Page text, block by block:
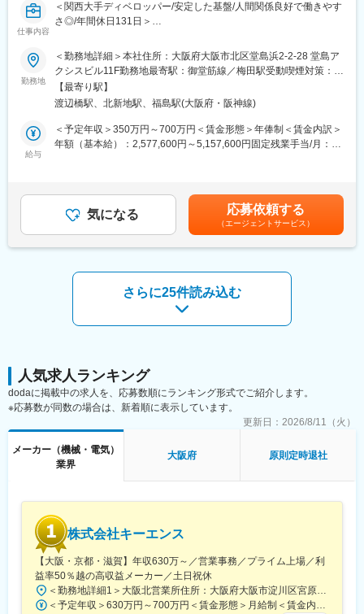
計実装が中心）
国際競争の激化や人手不足など、深刻な課題を抱える製造業で
は、デジタル活用による業務効率化・生産性向上が求められてい
ます。
自社開発のAI技術を活用したソフトウェアプロダクト + ハードウ
ェアの両軸で工場ラインのインテグレーション提案を行い、工場
拡大しており、今後も製造現場における様々な課題解決に向け
た、自社製のAIソフトウェア×IoTによる新たなソリューション領
域へと事業を拡大していきます。
仕事内容
＜関西大手ディベロッパー/安定した基盤/人間関係良好で働きやす
さ◎/年間休日131日＞
企画開発、ゲーミング（カジノ）事業やアミューズメント事業を
手掛ける当社にて、ぱちんこ及びパチスロ開発における映像ディ
レクターとして業務に携わっていただきます。
■職務内容：
・機種の映像企画、顧客折衝
・工数管理、スケジュール管理
■当社の特徴・強み：
タイトル以上の作品があり、ホールに行けば必ず並んでいるヒッ
ト機種を量産しています！
リピート発注から新規まで多数のクライアントからお声がけいた
ムな雰囲気で定着率の高い職場です。開発したものに納得できな
ければ、業務外でも納得できるまで挑戦したり、勉強会に参加し
たりと、向上心が高く勉強熱心な社員が多い職場です。人の良さ
に魅力を感じてご入社される方が多いです！
＜ワークライフバランス＞業界随意つのホワイト企業を目指して
います！
・裁量労働制を導入し働く時間を自分で設計。
・自分で資産を投資運用できる企業型確定拠出年金（401K）制度
※現場社員が「こんなに休めると思っていなかった」と言うほど休
みは取りやすいです。オンオフのバランス、家族との時間を大切
にしています！
変更の範囲：会社の定める業務
勤務地
＜勤務地詳細＞本社住所：大阪府大阪市北区堂島浜2-2-28 堂島ア
クシスビル11F勤務地最寄駅：御堂筋線／梅田駅受動喫煙対策：屋
内全面禁煙変更の範囲：会社の定める事業所
【最寄り駅】
渡辺橋駅、北新地駅、福島駅(大阪府・阪神線)
給与
＜予定年収＞350万円～700万円＜賃金形態＞年俸制＜賃金内訳＞
年額（基本給）：2,577,600円～5,157,600円固定残業手当/月：
給与補足＞※給与詳細は経験・スキルを考慮のうえ決定■昇給：年
1回■賞与：業績に応じて支給（標準2.0ヶ月）■インセンティブ：
評価により基本給1～2ヶ月■年俸350万円～700万円※賞与、イン
センティブ、年間の実績・評価によって変動あり賃金はあくまで
月給(月額)は固定手当を含めた表記です。
気になる 応募依頼する
（エージェントサービス）
さらに25件読み込む
人気求人ランキング
dodaに掲載中の求人を、応募数順にランキング形式でご紹介します。
※応募数が同数の場合は、新着順に表示しています。
更新日： 2026/8/11（火）
メーカー（機械・電気）
業界
大阪府 原則定時退社
株式会社キーエンス
【大阪・京都・滋賀】年収630万～／営業事務／プライム上場／利
益率50％越の高収益メーカー／土日祝休
＜勤務地詳細1＞大阪北営業所住所：大阪府大阪市淀川区宮原3-5-36 新大阪トラストタワー勤務地最寄駅：新大阪駅受動喫煙対策：敷地内喫煙可能場所あり＜勤務地詳細2＞京都営業所住所：京都府京都市下京区四条通室町東入函谷鉾町101 アーバンネット四条烏丸ビル受動喫煙対策：屋内全面禁煙＜勤務地詳細3＞滋賀営業所住所：滋賀県大津市中央2-2-6 受動喫煙対策：屋内全面禁煙変更の範囲：会社の定める事業所
＜予定年収＞630万円～700万円＜賃金形態＞月給制＜賃金内訳＞月額（基本給）：279,000円～281,000円＜月給＞279,000円～281,000円＜昇給有無＞有＜残業手当＞有＜給与補足＞上記は入社初年度の想定年収です。※月給の金額とは別で、残業代、業績賞与支給有り※賞与：年4回、昇給：年1～2回※経験・能力等を考慮の上、同社規定により待遇を決定します※年収は会社業績によって変動することがあります賃金はあくまでも目安の金額であり、選考を通じて上下する可能性があります。月給(月額)は固定手当を含めた表記です。